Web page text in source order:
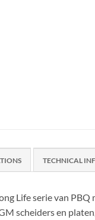
TECHNICAL
Life serie van
scheiders en